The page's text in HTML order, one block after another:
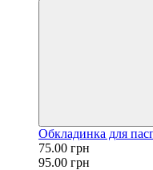
Обкладинка для
75.00 грн
95.00 грн